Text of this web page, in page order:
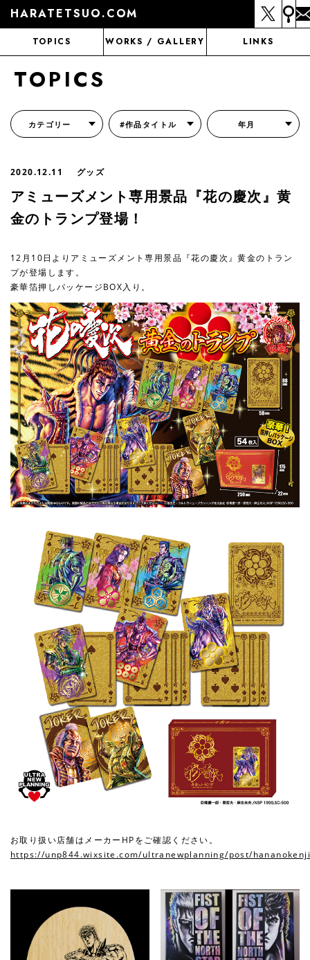
HARATETSUO.COM
TOPICS WORKS / GALLERY LINKS
TOPICS
カテゴリー #作品タイトル 年月
2020.12.11 グッズ
アミューズメント専用景品『花の慶次』黄
金のトランプ登場！
12月10日よりアミューズメント専用景品『花の慶次』黄金のトラン
プが登場します。
豪華箔押しパッケージBOX入り。
お取り扱い店舗はメーカーHPをご確認ください。
https://unp844.wixsite.com/ultranewplanning/post/